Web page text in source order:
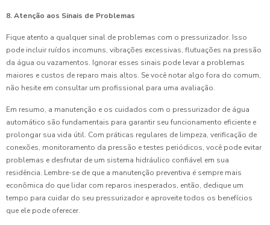
8. Atenção aos Sinais de Problemas
Fique atento a qualquer sinal de problemas com o pressurizador. Isso
pode incluir ruídos incomuns, vibrações excessivas, flutuações na pressão
da água ou vazamentos. Ignorar esses sinais pode levar a problemas
maiores e custos de reparo mais altos. Se você notar algo fora do comum,
não hesite em consultar um profissional para uma avaliação.
Em resumo, a manutenção e os cuidados com o pressurizador de água
automático são fundamentais para garantir seu funcionamento eficiente e
prolongar sua vida útil. Com práticas regulares de limpeza, verificação de
conexões, monitoramento da pressão e testes periódicos, você pode evitar
problemas e desfrutar de um sistema hidráulico confiável em sua
residência. Lembre-se de que a manutenção preventiva é sempre mais
econômica do que lidar com reparos inesperados, então, dedique um
tempo para cuidar do seu pressurizador e aproveite todos os benefícios
que ele pode oferecer.